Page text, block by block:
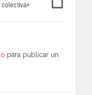
colectiva»
para publicar un